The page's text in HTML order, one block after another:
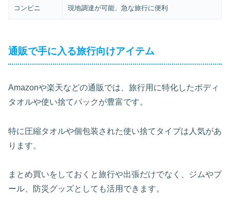
コンビニ 現地調達が可能、急な旅行に便利
通販で手に入る旅行向けアイテム
Amazonや楽天などの通販では、旅行用に特化したボディ
タオルや使い捨てパックが豊富です。
特に圧縮タオルや個包装された使い捨てタイプは人気があ
ります。
まとめ買いをしておくと旅行や出張だけでなく、ジムやプ
ール、防災グッズとしても活用できます。